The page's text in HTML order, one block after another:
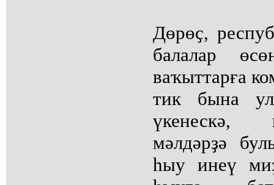
Дөрөҫ,
балалар
ваҡыттарға
тик бына
үкенескә,
мәлдәрҙә
һыу инеү